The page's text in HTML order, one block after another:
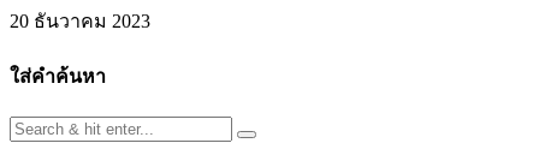
20 ธันวาคม 2023
ใส่คำค้นหา